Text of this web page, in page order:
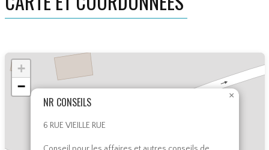
R CONSEI
NR CONSEILS
6 RUE VIEILLE RUE
×
+
−